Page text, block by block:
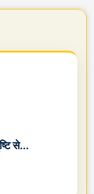
से...